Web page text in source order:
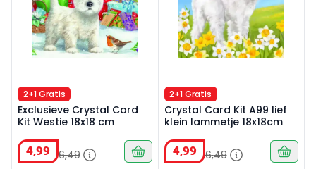
2+1 Gratis
Exclusieve Crystal Card
Kit Westie 18x18 cm
4,99 6,49
2+1 Gratis
Crystal Card Kit A99 lief
klein lammetje 18x18cm
4,99 6,49